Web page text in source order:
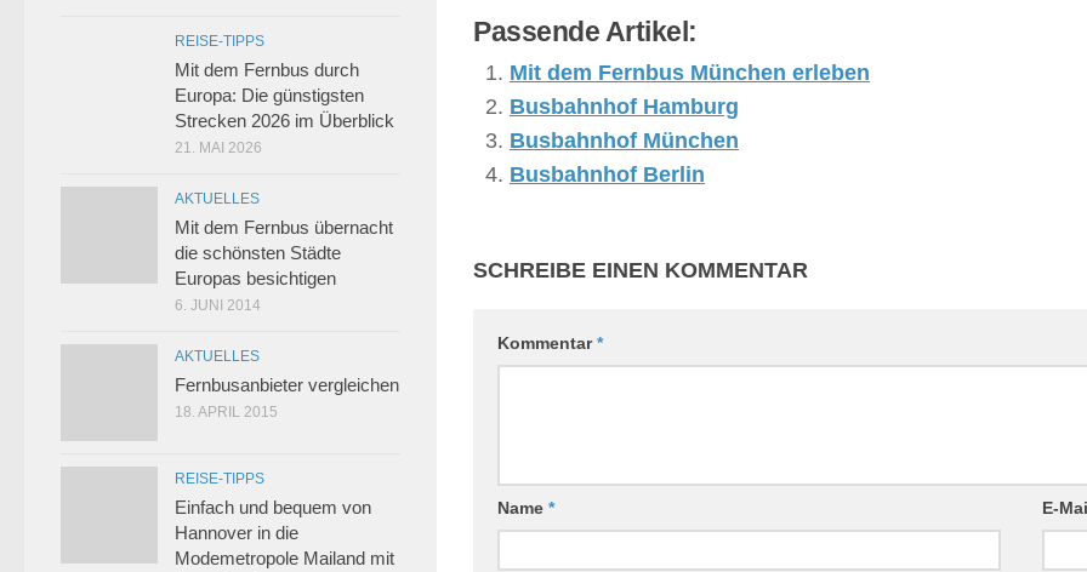
Passende Artikel:
Mit dem Fernbus München erleben
Busbahnhof Hamburg
Busbahnhof München
Busbahnhof Berlin
SCHREIBE EINEN KOMMENTAR
Kommentar*
Name * E-
REISE-TIPPS
Mit dem Fernbus durch
Europa: Die günstigsten
Strecken 2026 im Überblick
21. MAI 2026
AKTUELLES
Mit dem Fernbus übernacht
die schönsten Städte
Europas besichtigen
6. JUNI 2014
AKTUELLES
Fernbusanbieter vergleichen
18. APRIL 2015
REISE-TIPPS
Einfach und bequem von
Hannover in die
Modemetropole Mailand mit